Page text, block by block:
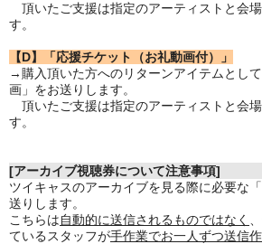
頂いたご支援は指定のアーティストと会
す。
【D】「応援チケット（お礼動画付）」
→購入頂いた方へのリターンアイテムとし
画」をお送りします。
頂いたご支援は指定のアーティストと会
す。
[アーカイブ視聴券について注意事項]
ツイキャスのアーカイブを見る際に必要な
送りします。
こちらは自動的に送信されるものではなく
ているスタッフが手作業でお一人ずつ送信